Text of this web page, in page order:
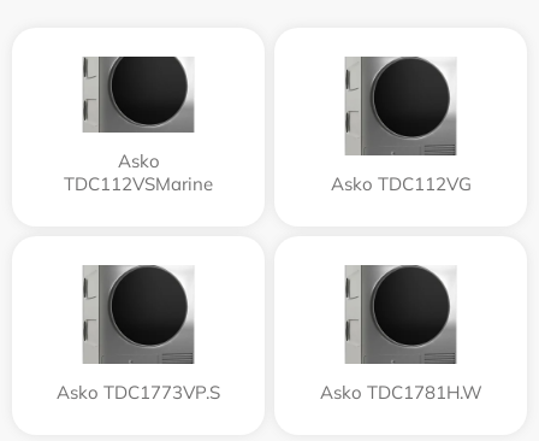
Asko
TDC112VSMarine
Asko TDC112VG
Asko TDC1773VP.S Asko TDC1781H.W